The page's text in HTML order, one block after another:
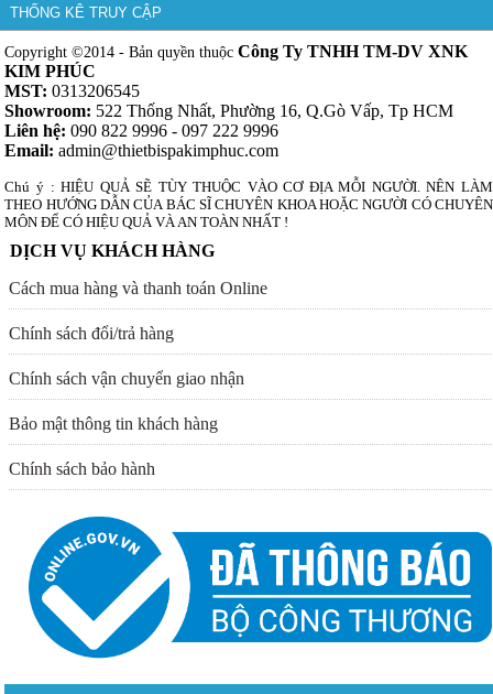
THỐNG KÊ TRUY CẬP
Copyright ©2014 - Bản quyền thuộcCông Ty TNHH TM-DV XNK
KIM PHÚC
MST: 0313206545
Showroom: 522 Thống Nhất, Phường 16, Q.Gò Vấp, Tp HCM
Liên hệ: 090 822 9996 - 097 222 9996
Email: admin@thietbispakimphuc.com
Chú ý : HIỆU QUẢ SẼ TÙY THUỘC VÀO CƠ ĐỊA MỖI NGƯỜI. NÊN LÀM
THEO HƯỚNG DẪN CỦA BÁC SĨ CHUYÊN KHOA HOẶC NGƯỜI CÓ CHUYÊN
MÔN ĐỂ CÓ HIỆU QUẢ VÀ AN TOÀN NHẤT !
DỊCH VỤ KHÁCH HÀNG
Cách mua hàng và thanh toán Online
Chính sách đổi/trả hàng
Chính sách vận chuyển giao nhận
Bảo mật thông tin khách hàng
Chính sách bảo hành